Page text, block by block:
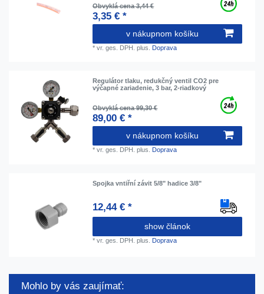
Obvyklá cena 3,44 €
3,35 € *
v nákupnom košíku
*vr. ges. DPH. plus. Doprava
Regulátor tlaku, redukčný ventil CO2 pre
výčapné zariadenie, 3 bar, 2-riadkový
Obvyklá cena 99,30 €
89,00 € *
v nákupnom košíku
*vr. ges. DPH. plus. Doprava
Spojka vntiřní závit 5/8" hadice 3/8"
12,44 € *
show článok
*vr. ges. DPH. plus. Doprava
Mohlo by vás zaujímať: